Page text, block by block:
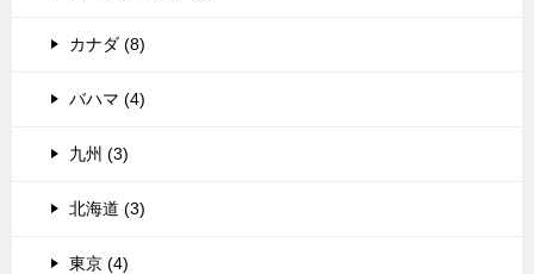
カナダ (8)
バハマ (4)
九州 (3)
北海道 (3)
東京 (4)